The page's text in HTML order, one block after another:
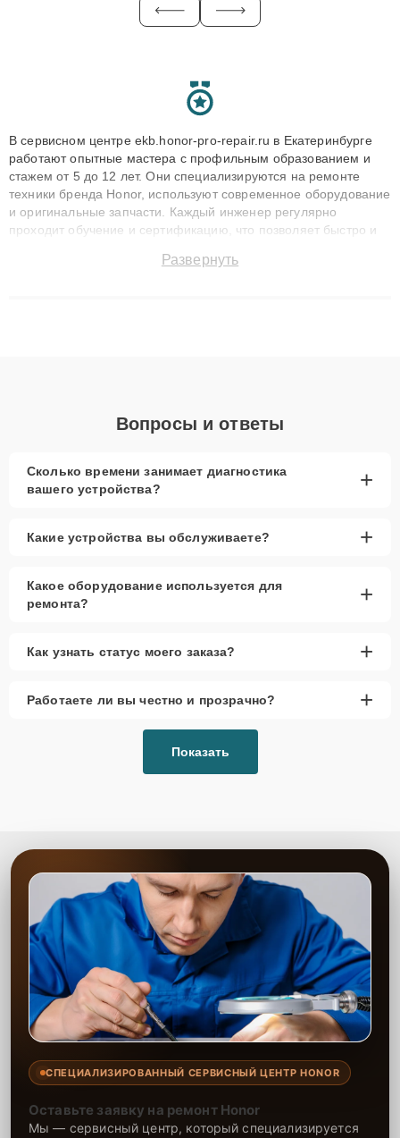
В сервисном центре ekb.honor-pro-repair.ru в Екатеринбурге
работают опытные мастера с профильным образованием и
стажем от 5 до 12 лет. Они специализируются на ремонте
техники бренда Honor, используют современное оборудование
и оригинальные запчасти. Каждый инженер регулярно
проходит обучение и сертификацию, что позволяет быстро и
сохранением гарантии до 3 лет. Наши мастера решают
Развернуть
Вопросы и ответы
Сколько времени занимает диагностика
вашего устройства?
+
Какие устройства вы обслуживаете? +
Какое оборудование используется для
ремонта?
+
Как узнать статус моего заказа? +
Работаете ли вы честно и прозрачно? +
Показать
СПЕЦИАЛИЗИРОВАННЫЙ СЕРВИСНЫЙ ЦЕНТР HONOR
Оставьте заявку на ремонт Honor
Мы — сервисный центр, который специализируется